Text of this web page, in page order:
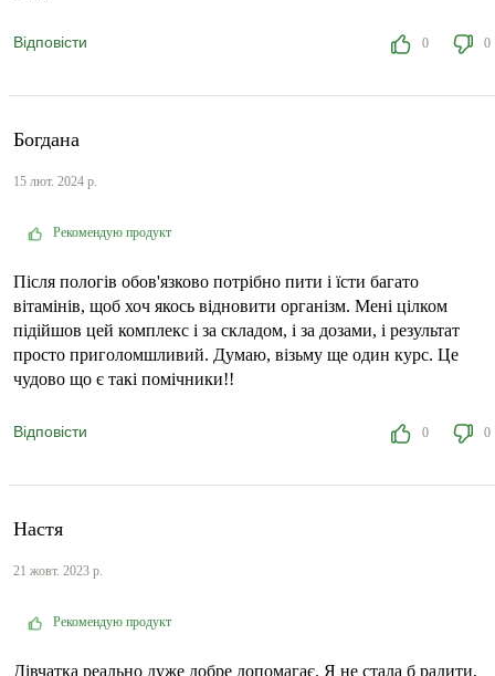
Відповісти 0 0
Богдана
15 лют. 2024 р.
Рекомендую продукт
Після пологів обов'язково потрібно пити і їсти багато
вітамінів, щоб хоч якось відновити організм. Мені цілком
підійшов цей комплекс і за складом, і за дозами, і результат
просто приголомшливий. Думаю, візьму ще один курс. Це
чудово що є такі помічники!!
Відповісти 0 0
Настя
21 жовт. 2023 р.
Рекомендую продукт
Дівчатка реально дуже добре допомагає. Я не стала б радити,